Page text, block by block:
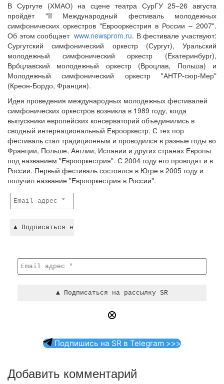
В Сургуте (ХМАО) на сцене театра СурГУ 25–26 августа
пройдёт "II Международный фестиваль молодежных
симфонических оркестров "Еврооркестрия в России – 2007".
Об этом сообщаетwww.newsprom.ru. В фестивале участвуют:
Сургутский симфонический оркестр (Сургут), Уральский
молодежный симфонический оркестр (Екатеринбург),
Врóцлавский молодежный оркестр (Вроцлав, Польша) и
Молодежный симфонический оркестр "АНТР-сюр-Мер"
(Креон-Бордо, Франция).
Идея проведения международных молодежных фестивалей
симфонических оркестров возникла в 1989 году, когда
выпускники европейских консерваторий объединились в
сводный интернациональный Еврооркестр. С тех пор
фестиваль стал традиционным и проводился в разные годы во
Франции, Польше, Англии, Испании и других странах Европы
под названием "Еврооркестрия". С 2004 году его проводят и в
России. Первый фестиваль состоялся в Югре в 2005 году и
получил название "Еврооркестрия в России".
Подпишись на SR в Telegram >>>
Добавить комментарий